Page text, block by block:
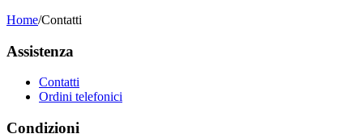
Home/Contatti
Assistenza
Contatti
Ordini telefonici
Condizioni